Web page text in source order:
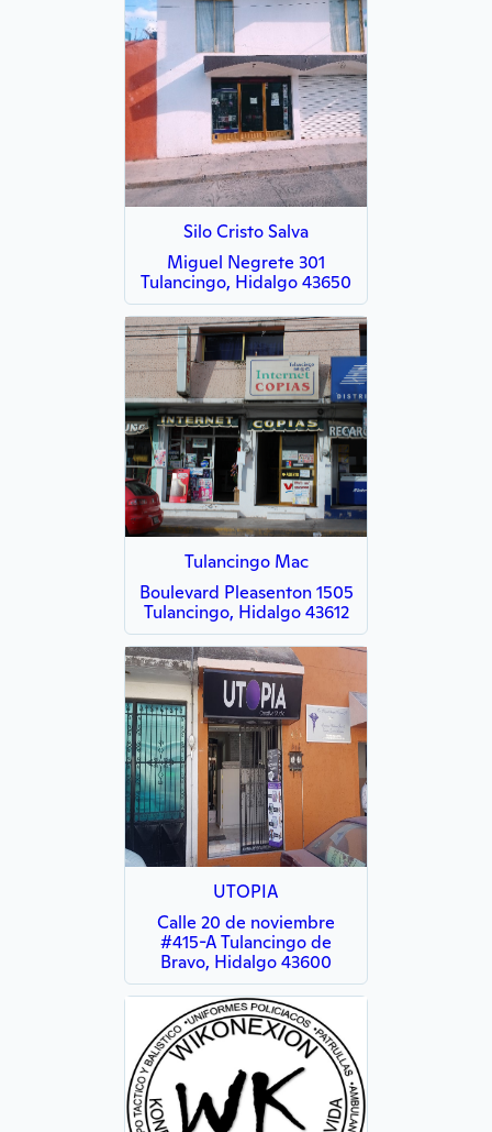
Silo Cristo Salva
Miguel Negrete 301
Tulancingo, Hidalgo 43650
Tulancingo Mac
Boulevard Pleasenton 1505
Tulancingo, Hidalgo 43612
UTOPIA
Calle 20 de noviembre
#415-A Tulancingo de
Bravo, Hidalgo 43600